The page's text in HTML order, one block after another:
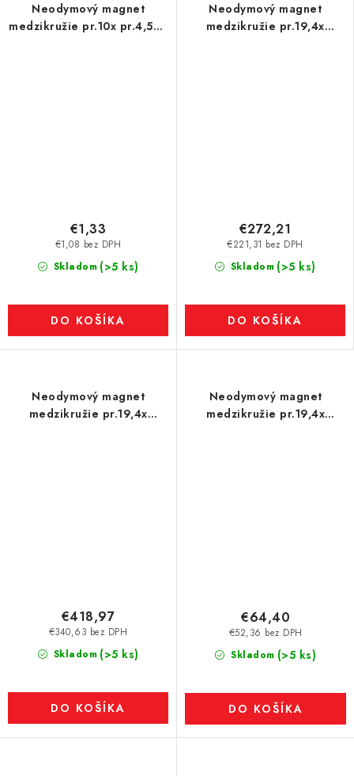
Neodymový magnet
medzikružie pr.10x pr.4,5x9
Skladom (>5 ks)
€1,08 bez DPH
€1,33
DO KOŠÍKA
Neodymový magnet
medzikružie pr.19,4x
Skladom (>5 ks)
€221,31 bez DPH
€272,21
DO KOŠÍKA
Neodymový magnet
medzikružie pr.19,4x
Skladom (>5 ks)
€340,63 bez DPH
€418,97
DO KOŠÍKA
Neodymový magnet
medzikružie pr.19,4x
Skladom (>5 ks)
€52,36 bez DPH
€64,40
DO KOŠÍKA